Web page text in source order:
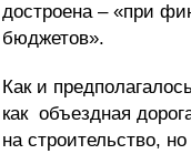
достроена – «при
бюджетов».
Как и
как объездная
на строительство,